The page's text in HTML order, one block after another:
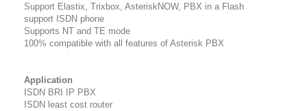
Support Elastix, Trixbox, AsteriskNOW, PBX in a Flash
support ISDN phone
Supports NT and TE mode
100% compatible with all features of Asterisk PBX
Application
ISDN BRI IP PBX
ISDN least cost router